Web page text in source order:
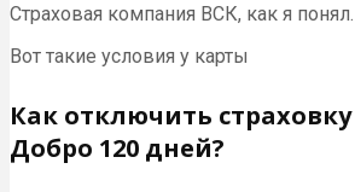
Страховая компания ВСК, как я понял.
Вот такие условия у карты
Как отключить
Добро 120 дней?